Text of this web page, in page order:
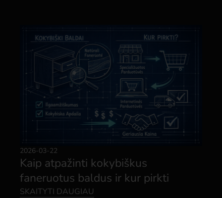
2026-03-22
Kaip atpažinti kokybiškus
faneruotus baldus ir kur pirkti
SKAITYTI DAUGIAU